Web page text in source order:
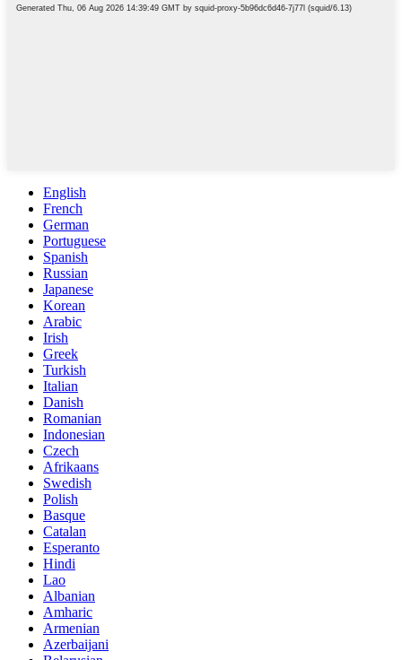
English
French
German
Portuguese
Spanish
Russian
Japanese
Korean
Arabic
Irish
Greek
Turkish
Italian
Danish
Romanian
Indonesian
Czech
Afrikaans
Swedish
Polish
Basque
Catalan
Esperanto
Hindi
Lao
Albanian
Amharic
Armenian
Azerbaijani